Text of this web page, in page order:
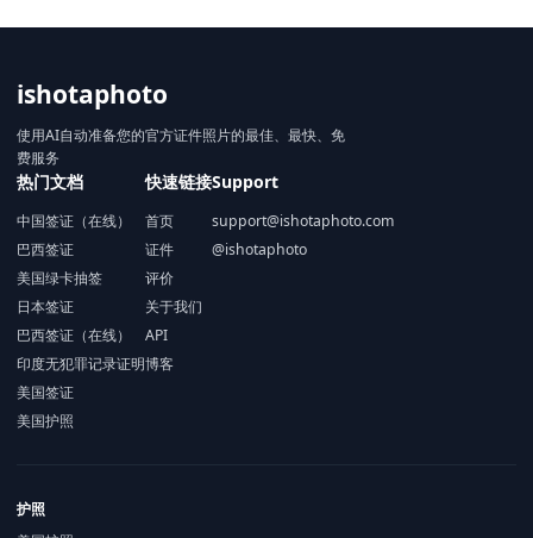
ishotaphoto
使用AI自动准备您的官方证件照片的最佳、最快、免
费服务
热门文档
中国签证（在线）
巴西签证
美国绿卡抽签
日本签证
巴西签证（在线）
印度无犯罪记录证明
美国签证
美国护照
快速链接
首页
证件
评价
关于我们
API
博客
Support
support@ishotaphoto.com
@ishotaphoto
护照